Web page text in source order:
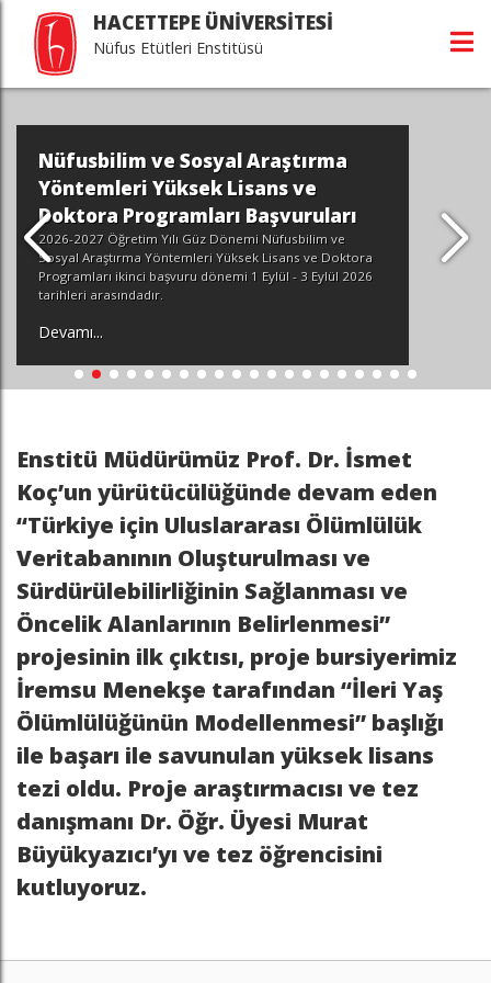
HACETTEPE ÜNİVERSİTESİ
Nüfus Etütleri Enstitüsü
Nüfusbilim ve Sosyal Araştırma
Yöntemleri Yüksek Lisans ve
Doktora Programları Başvuruları
2026-2027 Öğretim Yılı Güz Dönemi Nüfusbilim ve
Sosyal Araştırma Yöntemleri Yüksek Lisans ve Doktora
Programları ikinci başvuru dönemi 1 Eylül - 3 Eylül 2026
tarihleri arasındadır.
Devamı...
Enstitü Müdürümüz Prof. Dr. İsmet
Koç’un yürütücülüğünde devam eden
“Türkiye için Uluslararası Ölümlülük
Veritabanının Oluşturulması ve
Sürdürülebilirliğinin Sağlanması ve
Öncelik Alanlarının Belirlenmesi”
projesinin ilk çıktısı, proje bursiyerimiz
İremsu Menekşe tarafından “İleri Yaş
Ölümlülüğünün Modellenmesi” başlığı
ile başarı ile savunulan yüksek lisans
tezi oldu. Proje araştırmacısı ve tez
danışmanı Dr. Öğr. Üyesi Murat
Büyükyazıcı’yı ve tez öğrencisini
kutluyoruz.